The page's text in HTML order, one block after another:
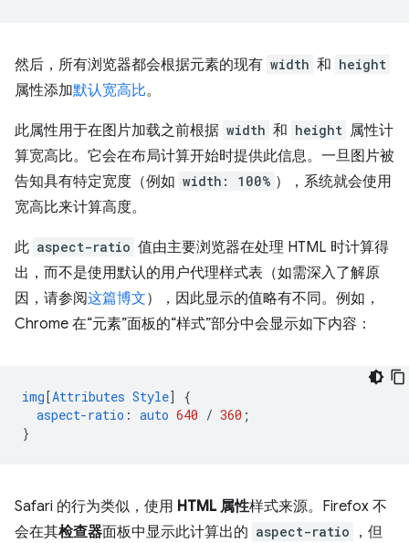
然后，所有浏览器都会根据元素的现有 width 和 height
属性添加默认宽高比。
此属性用于在图片加载之前根据 width 和 height 属性计
算宽高比。它会在布局计算开始时提供此信息。一旦图片被
告知具有特定宽度（例如 width: 100% ），系统就会使用
宽高比来计算高度。
此 aspect-ratio 值由主要浏览器在处理 HTML 时计算得
出，而不是使用默认的用户代理样式表（如需深入了解原
因，请参阅这篇博文），因此显示的值略有不同。例如，
Chrome 在“元素”面板的“样式”部分中会显示如下内容：
img [Attributes Style]
{
aspect-ratio : auto 640 / 360 ;
}
Safari 的行为类似，使用 HTML 属性样式来源。Firefox 不
会在其检查器面板中显示此计算出的 aspect-ratio
，但